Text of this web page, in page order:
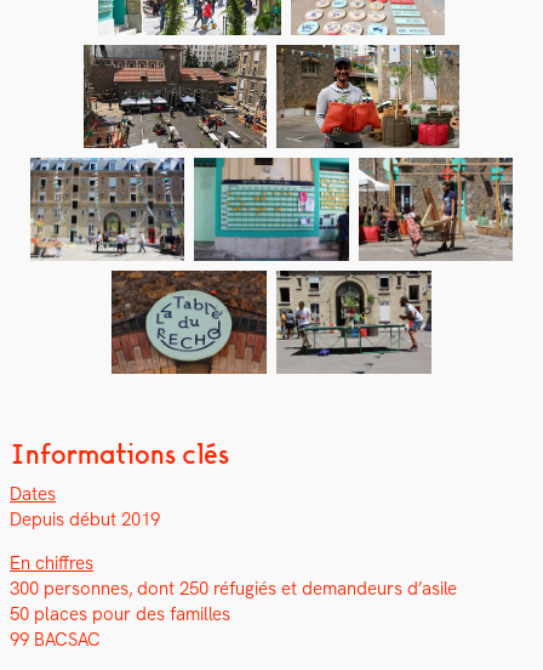
Informations clés
Dates
Depuis début 2019
En chiffres
300 per­son­nes, dont 250 réfugiés et deman­deurs d’asile
50 places pour des familles
99 BACSAC